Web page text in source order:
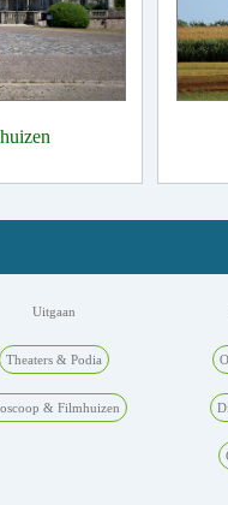
Uitgaan
Theaters & Podia
& Filmhuizen